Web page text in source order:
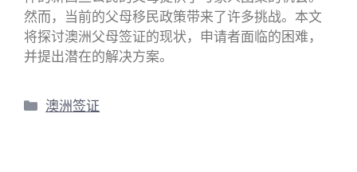
然而，当前的父母移民政策带来了许多挑战。本文
将探讨澳洲父母签证的现状，申请者面临的困难，
并提出潜在的解决方案。
分
澳洲签证